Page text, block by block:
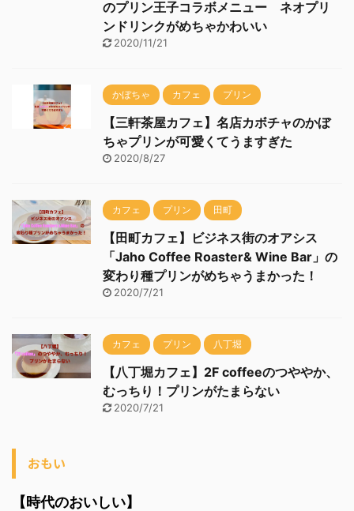
のプリン王子コラボメニュー ネオプリ
ンドリンクがめちゃかわいい
2020/11/21
かぼちゃ カフェ プリン
【三軒茶屋カフェ】名店カボチャのかぼ
ちゃプリンが可愛くてうますぎた
2020/8/27
カフェ プリン 田町
【田町カフェ】ビジネス街のオアシス
「Jaho Coffee Roaster& Wine Bar」の
変わり種プリンがめちゃうまかった！
2020/7/21
カフェ プリン 八丁堀
【八丁堀カフェ】2F coffeeのつややか、
むっちり！プリンがたまらない
2020/7/21
おもい
【時代のおいしい】